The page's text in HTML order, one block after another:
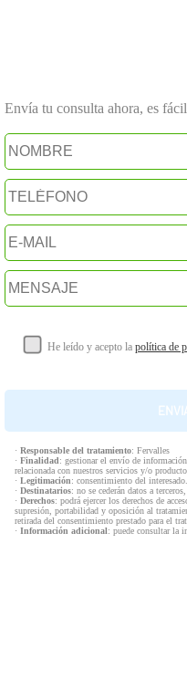
Envía tu consulta ahora, es
He leído y acepto la política de
· Responsable del tratamiento: Fervalles
· Finalidad: gestionar el envío de
relacionada con nuestros servicios y/o
· Legitimación: consentimiento del interesado.
· Destinatarios: no se cederán datos a
· Derechos: podrá ejercer los derechos de
supresión, portabilidad y oposición al
retirada del consentimiento prestado para el
· Información adicional: puede consultar la